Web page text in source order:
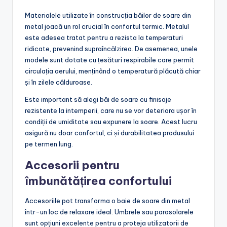
Materialele utilizate în construcția băilor de soare din
metal joacă un rol crucial în confortul termic. Metalul
este adesea tratat pentru a rezista la temperaturi
ridicate, prevenind supraîncălzirea. De asemenea, unele
modele sunt dotate cu țesături respirabile care permit
circulația aerului, menținând o temperatură plăcută chiar
și în zilele călduroase.
Este important să alegi băi de soare cu finisaje
rezistente la intemperii, care nu se vor deteriora ușor în
condiții de umiditate sau expunere la soare. Acest lucru
asigură nu doar confortul, ci și durabilitatea produsului
pe termen lung.
Accesorii pentru
îmbunătățirea confortului
Accesoriile pot transforma o baie de soare din metal
într-un loc de relaxare ideal. Umbrele sau parasolarele
sunt opțiuni excelente pentru a proteja utilizatorii de